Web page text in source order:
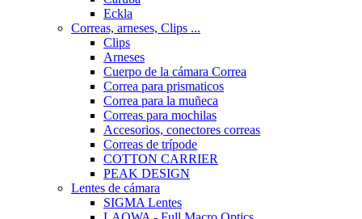
Eckla
Correas, arneses, Clips ...
Clips
Arneses
Cuerpo de la cámara Correa
Correa para prismaticos
Correa para la muñeca
Correas para mochilas
Accesorios, conectores correas
Correas de trípode
COTTON CARRIER
PEAK DESIGN
Lentes de cámara
SIGMA Lentes